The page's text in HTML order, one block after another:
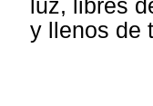
luz, libres
y llenos de